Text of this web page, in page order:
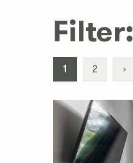
Filter:
1 2 ›